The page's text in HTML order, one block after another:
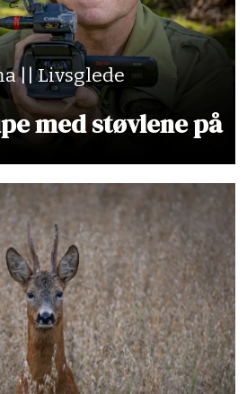
|| Livsglede
med støvlene på